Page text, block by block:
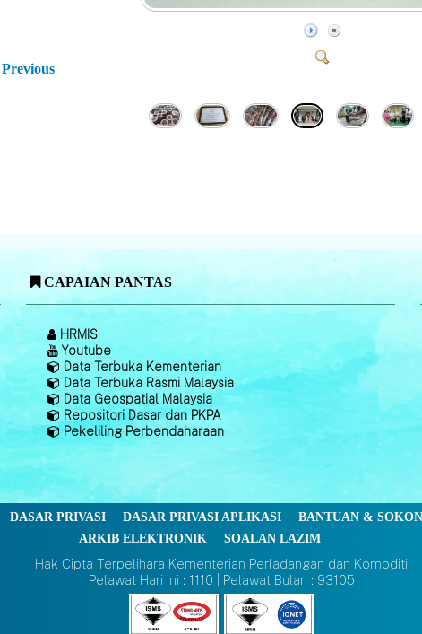
Previous
CAPAIAN PANTAS
HRMIS
Youtube
Data Terbuka Kementerian
Data Terbuka Rasmi Malaysia
Data Geospatial Malaysia
Repositori Dasar dan PKPA
Pekeliling Perbendaharaan
DASAR PRIVASI DASAR PRIVASI APLIKASI
BANTUAN &
ARKIB ELEKTRONIK
SOALAN LAZIM
Hak Cipta Terpelihara Kementerian Perladangan dan Komoditi
Pelawat Hari Ini : 1110 | Pelawat Bulan : 93105